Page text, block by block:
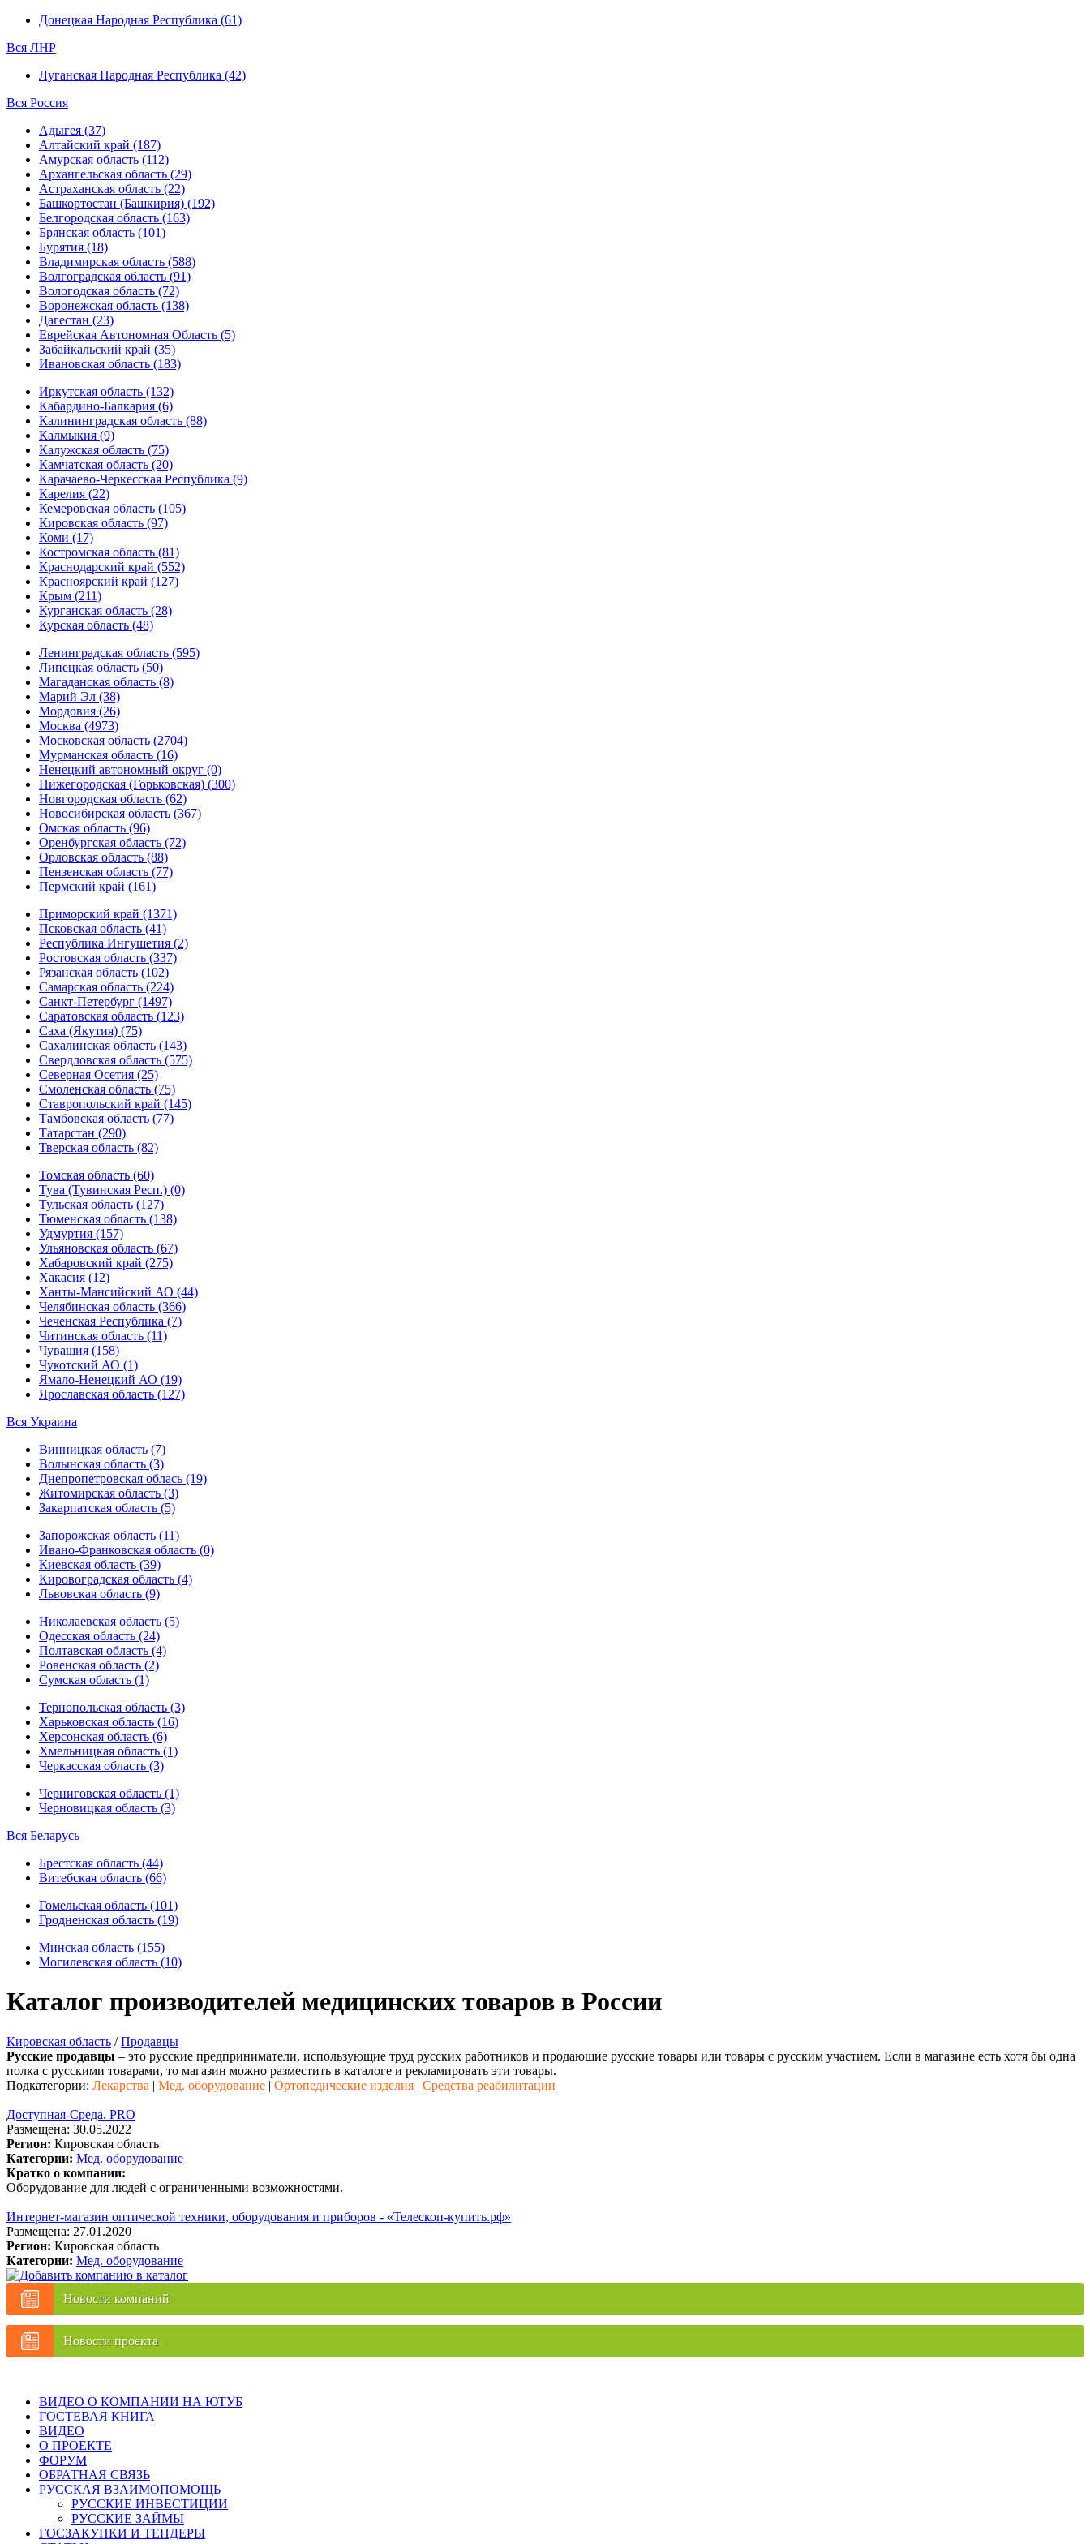
Донецкая Народная Республика (61)
Вся ЛНР
Луганская Народная Республика (42)
Вся Россия
Адыгея (37)
Алтайский край (187)
Амурская область (112)
Архангельская область (29)
Астраханская область (22)
Башкортостан (Башкирия) (192)
Белгородская область (163)
Брянская область (101)
Бурятия (18)
Владимирская область (588)
Волгоградская область (91)
Вологодская область (72)
Воронежская область (138)
Дагестан (23)
Еврейская Автономная Область (5)
Забайкальский край (35)
Ивановская область (183)
Иркутская область (132)
Кабардино-Балкария (6)
Калининградская область (88)
Калмыкия (9)
Калужская область (75)
Камчатская область (20)
Карачаево-Черкесская Республика (9)
Карелия (22)
Кемеровская область (105)
Кировская область (97)
Коми (17)
Костромская область (81)
Краснодарский край (552)
Красноярский край (127)
Крым (211)
Курганская область (28)
Курская область (48)
Ленинградская область (595)
Липецкая область (50)
Магаданская область (8)
Марий Эл (38)
Мордовия (26)
Москва (4973)
Московская область (2704)
Мурманская область (16)
Ненецкий автономный округ (0)
Нижегородская (Горьковская) (300)
Новгородская область (62)
Новосибирская область (367)
Омская область (96)
Оренбургская область (72)
Орловская область (88)
Пензенская область (77)
Пермский край (161)
Приморский край (1371)
Псковская область (41)
Республика Ингушетия (2)
Ростовская область (337)
Рязанская область (102)
Самарская область (224)
Санкт-Петербург (1497)
Саратовская область (123)
Саха (Якутия) (75)
Сахалинская область (143)
Свердловская область (575)
Северная Осетия (25)
Смоленская область (75)
Ставропольский край (145)
Тамбовская область (77)
Татарстан (290)
Тверская область (82)
Томская область (60)
Тува (Тувинская Респ.) (0)
Тульская область (127)
Тюменская область (138)
Удмуртия (157)
Ульяновская область (67)
Хабаровский край (275)
Хакасия (12)
Ханты-Мансийский АО (44)
Челябинская область (366)
Чеченская Республика (7)
Читинская область (11)
Чувашия (158)
Чукотский АО (1)
Ямало-Ненецкий АО (19)
Ярославская область (127)
Вся Украина
Винницкая область (7)
Волынская область (3)
Днепропетровская облась (19)
Житомирская область (3)
Закарпатская область (5)
Запорожская область (11)
Ивано-Франковская область (0)
Киевская область (39)
Кировоградская область (4)
Львовская область (9)
Николаевская область (5)
Одесская область (24)
Полтавская область (4)
Ровенская область (2)
Сумская область (1)
Тернопольская область (3)
Харьковская область (16)
Херсонская область (6)
Хмельницкая область (1)
Черкасская область (3)
Черниговская область (1)
Черновицкая область (3)
Вся Беларусь
Брестская область (44)
Витебская область (66)
Гомельская область (101)
Гродненская область (19)
Минская область (155)
Могилевская область (10)
Каталог производителей медицинских товаров в России
Кировская область /Продавцы
Русские продавцы – это русские предприниматели, использующие труд русских работников и продающие русские товары или товары с русским участием. Если в магазине есть хотя бы одна
полка с русскими товарами, то магазин можно разместить в каталоге и рекламировать эти товары.
Подкатегории: Лекарства | Мед. оборудование | Ортопедические изделия | Средства реабилитации
Доступная-Среда. PRO
Размещена: 30.05.2022
Регион: Кировская область
Категории: Мед. оборудование
Кратко о компании:
Оборудование для людей с ограниченными возможностями.
Интернет-магазин оптической техники, оборудования и приборов - «Телескоп-купить.рф»
Размещена: 27.01.2020
Регион: Кировская область
Категории: Мед. оборудование
Новости компаний
Новости проекта
ВИДЕО О КОМПАНИИ НА ЮТУБ
ГОСТЕВАЯ КНИГА
ВИДЕО
О ПРОЕКТЕ
ФОРУМ
ОБРАТНАЯ СВЯЗЬ
РУССКАЯ ВЗАИМОПОМОЩЬ
РУССКИЕ ИНВЕСТИЦИИ
РУССКИЕ ЗАЙМЫ
ГОСЗАКУПКИ И ТЕНДЕРЫ